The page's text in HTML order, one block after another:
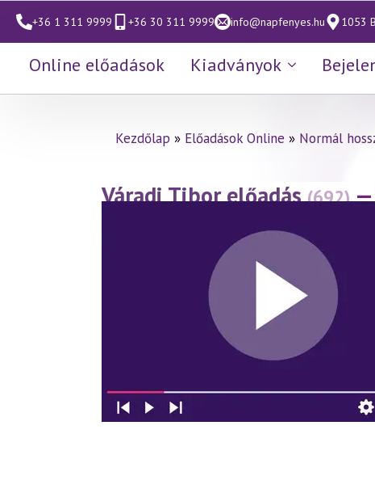
+36 1 311 9999 +36 30 311 9999 info@napfenyes.hu 1053
Online előadások Kiadványok
Kezdőlap » Előadások Online » Normál
Váradi Tibor előadás (692) —
hagyományban 2. rész